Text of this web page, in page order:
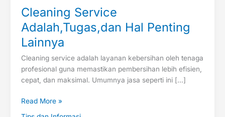
Cleaning Service
Adalah,Tugas,dan Hal Penting
Lainnya
Cleaning service adalah layanan kebersihan oleh tenaga
profesional guna memastikan pembersihan lebih efisien,
cepat, dan maksimal. Umumnya jasa seperti ini […]
Read More »